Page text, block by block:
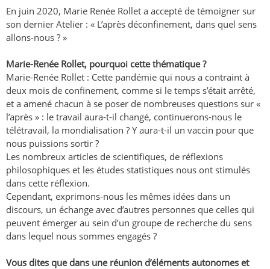
En juin 2020, Marie Renée Rollet a accepté de témoigner sur
son dernier Atelier : « L’après déconfinement, dans quel sens
allons-nous ? »
Marie-Renée Rollet, pourquoi cette thématique ?
Marie-Renée Rollet : Cette pandémie qui nous a contraint à
deux mois de confinement, comme si le temps s’était arrêté,
et a amené chacun à se poser de nombreuses questions sur «
l’après » : le travail aura-t-il changé, continuerons-nous le
télétravail, la mondialisation ? Y aura-t-il un vaccin pour que
nous puissions sortir ?
Les nombreux articles de scientifiques, de réflexions
philosophiques et les études statistiques nous ont stimulés
dans cette réflexion.
Cependant, exprimons-nous les mêmes idées dans un
discours, un échange avec d’autres personnes que celles qui
peuvent émerger au sein d’un groupe de recherche du sens
dans lequel nous sommes engagés ?
Vous dites que dans une réunion d’éléments autonomes et